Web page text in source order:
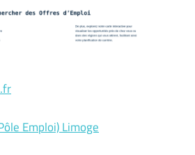
Emploi) Limoge